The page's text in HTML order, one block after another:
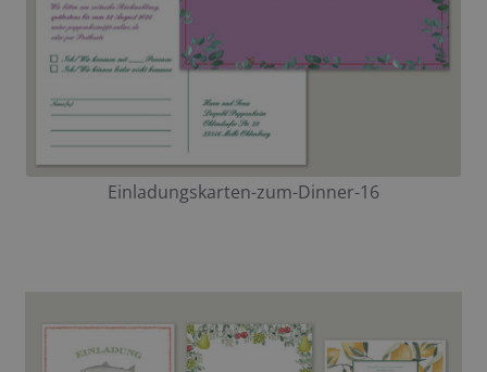
Einladungskarten-zum-Dinner-16